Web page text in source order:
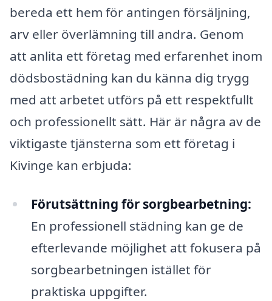
bereda ett hem för antingen försäljning,
arv eller överlämning till andra. Genom
att anlita ett företag med erfarenhet inom
dödsbostädning kan du känna dig trygg
med att arbetet utförs på ett respektfullt
och professionellt sätt. Här är några av de
viktigaste tjänsterna som ett företag i
Kivinge kan erbjuda:
Förutsättning för sorgbearbetning:
En professionell städning kan ge de
efterlevande möjlighet att fokusera på
sorgbearbetningen istället för
praktiska uppgifter.